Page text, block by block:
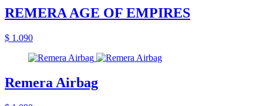
REMERA AGE OF EMPIRES
$ 1.090
Remera Airbag